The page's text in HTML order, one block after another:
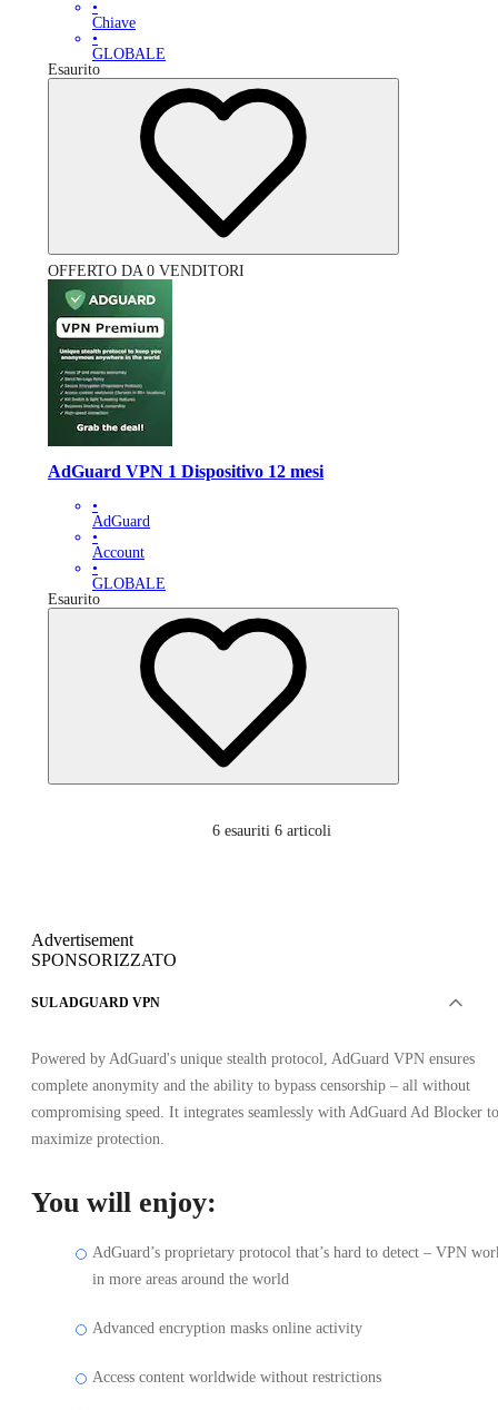
•
Chiave
•
GLOBALE
Esaurito
OFFERTO DA 0 VENDITORI
AdGuard VPN 1 Dispositivo 12 mesi
•
AdGuard
•
Account
•
GLOBALE
Esaurito
6 esauriti 6 articoli
Advertisement
SPONSORIZZATO
SUL ADGUARD VPN
Powered by AdGuard's unique stealth protocol, AdGuard VPN ensures
complete anonymity and the ability to bypass censorship – all without
compromising speed. It integrates seamlessly with AdGuard Ad Blocker to
maximize protection.
You will enjoy:
AdGuard’s proprietary protocol that’s hard to detect – VPN
in more areas around the world
Advanced encryption masks online activity
Access content worldwide without restrictions